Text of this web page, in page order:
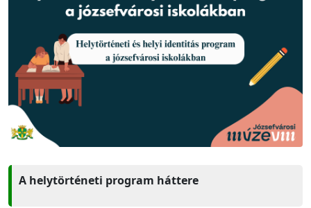
A helytörténeti program háttere